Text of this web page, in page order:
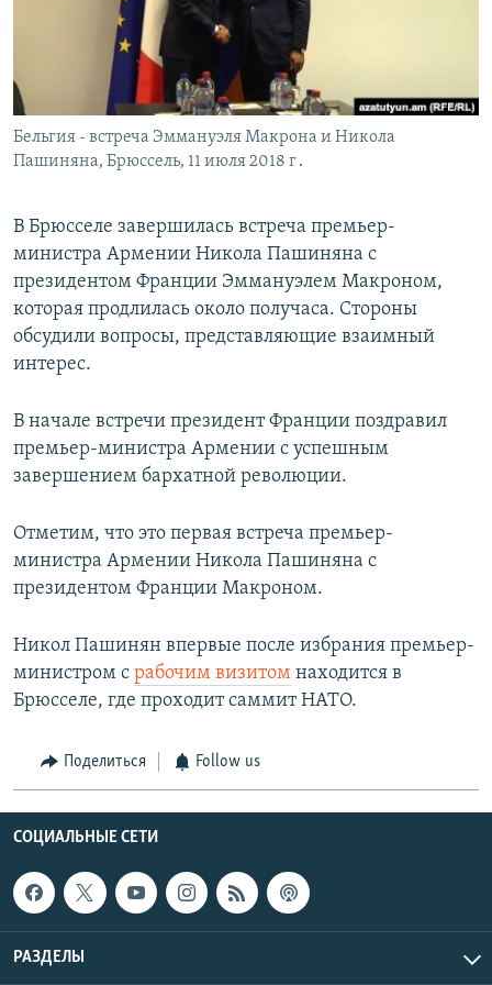
Русский
Бельгия - встреча Эммануэля Макрона и Никола
Пашиняна, Брюссель, 11 июля 2018 г․
В Брюсселе завершилась встреча премьер-
министра Армении Никола Пашиняна с
президентом Франции Эммануэлем Макроном,
которая продлилась около получаса. Стороны
обсудили вопросы, представляющие взаимный
интерес.
В начале встречи президент Франции поздравил
премьер-министра Армении с успешным
завершением бархатной революции.
Отметим, что это первая встреча премьер-
министра Армении Никола Пашиняна с
президентом Франции Макроном.
Никол Пашинян впервые после избрания премьер-
министром с рабочим визитом находится в
Брюсселе, где проходит саммит НАТО.
Поделиться Follow us
СОЦИАЛЬНЫЕ СЕТИ
РАЗДЕЛЫ